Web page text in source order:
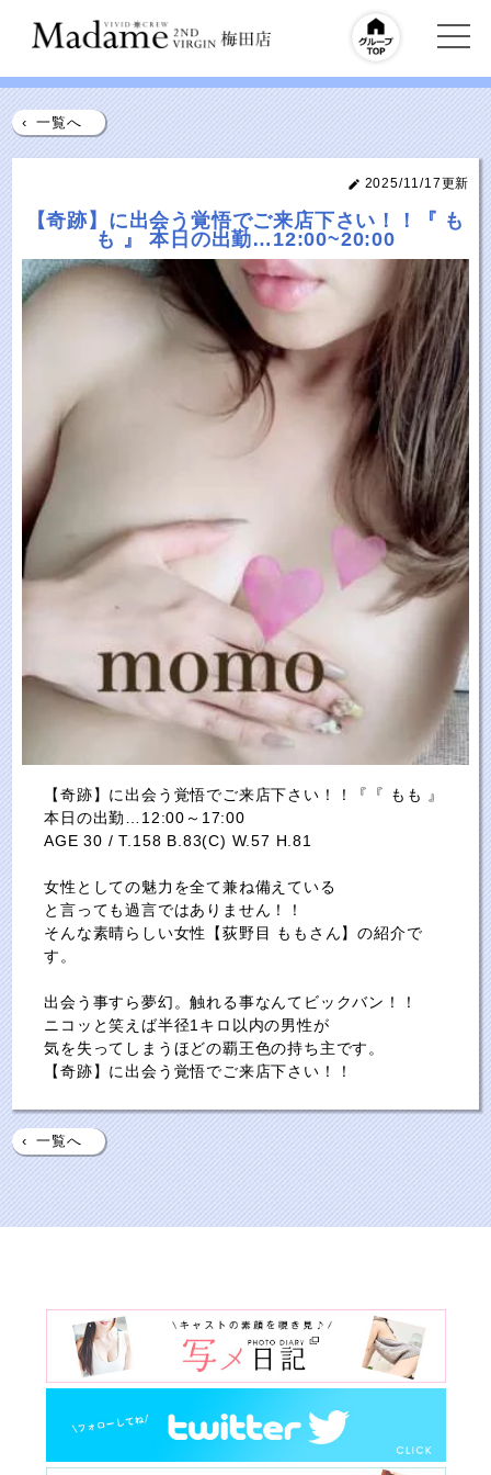
‹ 一覧へ
2025/11/17更新
【奇跡】に出会う覚悟でご来店下さい！！『 も
も 』 本日の出勤…12:00~20:00
【奇跡】に出会う覚悟でご来店下さい！！『『 もも 』
本日の出勤…12:00～17:00
AGE 30 / T.158 B.83(C) W.57 H.81
女性としての魅力を全て兼ね備えている
と言っても過言ではありません！！
そんな素晴らしい女性【荻野目 ももさん】の紹介で
す。
出会う事すら夢幻。触れる事なんてビックバン！！
ニコッと笑えば半径1キロ以内の男性が
気を失ってしまうほどの覇王色の持ち主です。
【奇跡】に出会う覚悟でご来店下さい！！
‹ 一覧へ